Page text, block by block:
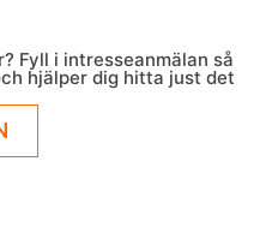
Fyll i intresseanmälan så
hjälper dig hitta just det